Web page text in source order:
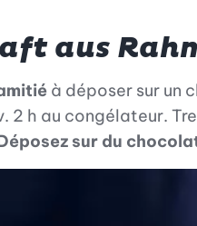
aus
à déposer sur un
2 h au congélateur.
sur du